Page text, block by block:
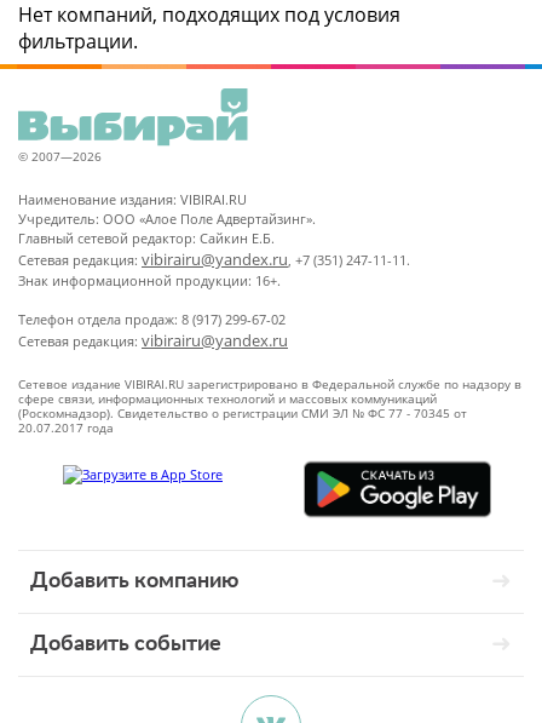
Нет компаний, подходящих под условия
фильтрации.
© 2007—2026
Наименование издания: VIBIRAI.RU
Учредитель: ООО «Алое Поле Адвертайзинг».
Главный сетевой редактор: Сайкин Е.Б.
Сетевая редакция: vibirairu@yandex.ru, +7 (351) 247-11-11.
Знак информационной продукции: 16+.
Телефон отдела продаж: 8 (917) 299-67-02
Сетевая редакция: vibirairu@yandex.ru
Сетевое издание VIBIRAI.RU зарегистрировано в Федеральной службе по надзору в
сфере связи, информационных технологий и массовых коммуникаций
(Роскомнадзор). Свидетельство о регистрации СМИ ЭЛ № ФС 77 - 70345 от
20.07.2017 года
Добавить компанию
Добавить событие